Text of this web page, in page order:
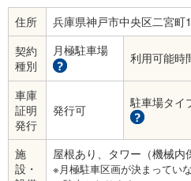
住所
兵庫県神戸市中央区二宮町
契約
種別
月極駐車場 利用可能時
車庫
証明
発行
発行可 駐車場タイ
施
設・
屋根あり、タワー（機械内
※月極駐車区画が決まってい